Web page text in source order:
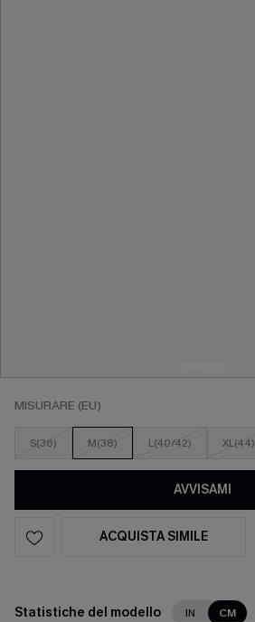
MISURARE (EU)
S(36) M(38) L(40/42) XL(44)
AVVISAMI
ACQUISTA SIMILE
Statistiche del modello IN CM